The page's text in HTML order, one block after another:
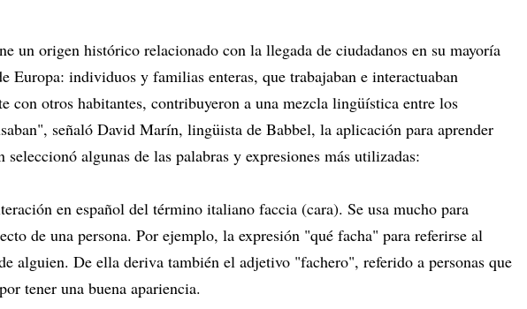
un origen histórico relacionado con la llegada de ciudadanos en su mayoría
Europa: individuos y familias enteras, que trabajaban e interactuaban
con otros habitantes, contribuyeron a una mezcla lingüística entre los
señaló David Marín, lingüista de Babbel, la aplicación para aprender
seleccionó algunas de las palabras y expresiones más utilizadas:
en español del término italiano faccia (cara). Se usa mucho para
de una persona. Por ejemplo, la expresión "qué facha" para referirse al
alguien. De ella deriva también el adjetivo "fachero", referido a personas que
tener una buena apariencia.